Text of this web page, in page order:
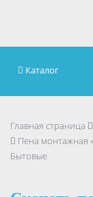
Каталог
Главная страница
Пена монтажная
Бытовые